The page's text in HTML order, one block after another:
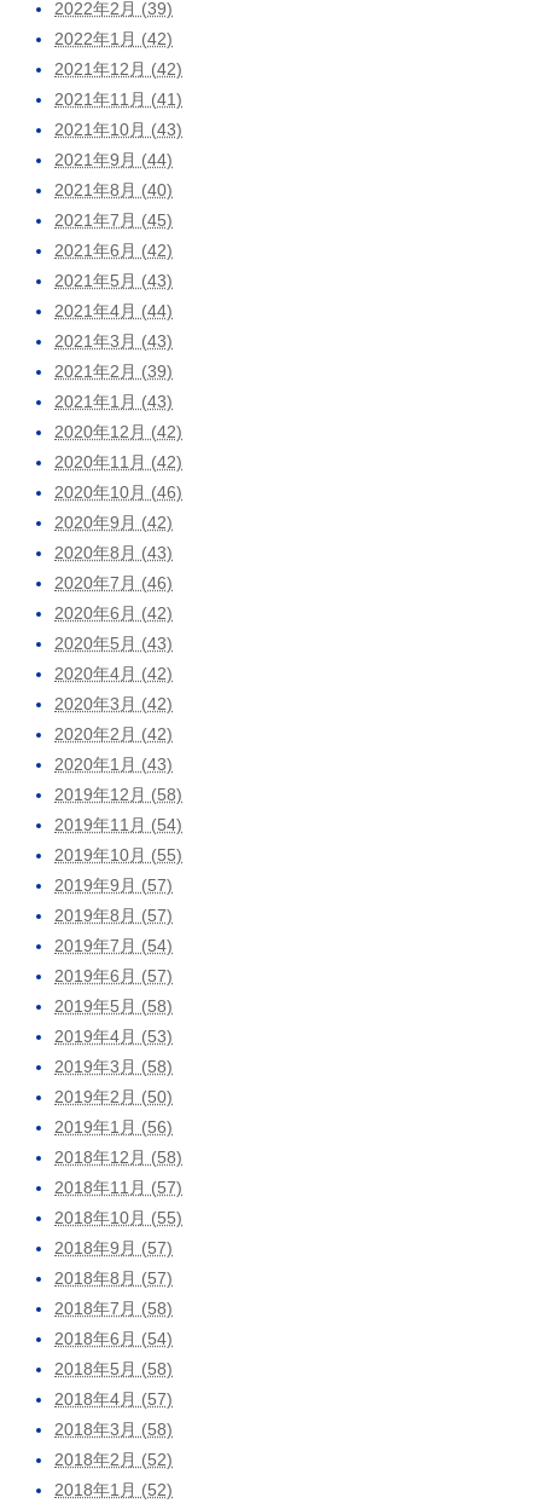
2022年2月 (39)
2022年1月 (42)
2021年12月 (42)
2021年11月 (41)
2021年10月 (43)
2021年9月 (44)
2021年8月 (40)
2021年7月 (45)
2021年6月 (42)
2021年5月 (43)
2021年4月 (44)
2021年3月 (43)
2021年2月 (39)
2021年1月 (43)
2020年12月 (42)
2020年11月 (42)
2020年10月 (46)
2020年9月 (42)
2020年8月 (43)
2020年7月 (46)
2020年6月 (42)
2020年5月 (43)
2020年4月 (42)
2020年3月 (42)
2020年2月 (42)
2020年1月 (43)
2019年12月 (58)
2019年11月 (54)
2019年10月 (55)
2019年9月 (57)
2019年8月 (57)
2019年7月 (54)
2019年6月 (57)
2019年5月 (58)
2019年4月 (53)
2019年3月 (58)
2019年2月 (50)
2019年1月 (56)
2018年12月 (58)
2018年11月 (57)
2018年10月 (55)
2018年9月 (57)
2018年8月 (57)
2018年7月 (58)
2018年6月 (54)
2018年5月 (58)
2018年4月 (57)
2018年3月 (58)
2018年2月 (52)
2018年1月 (52)